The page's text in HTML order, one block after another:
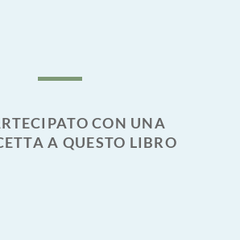
CON UNA
A QUESTO LIBRO